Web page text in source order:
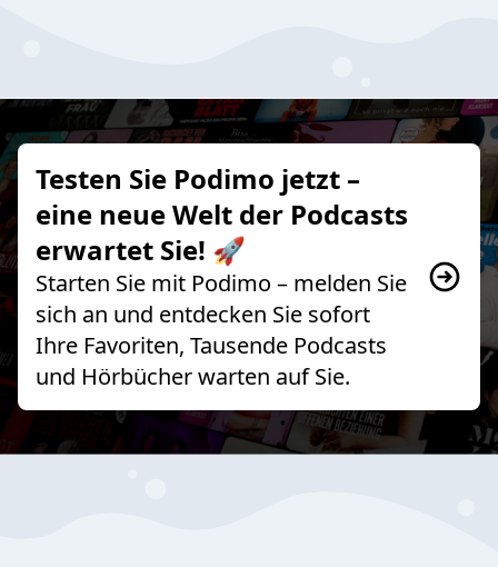
Testen Sie Podimo jetzt –
eine neue Welt der Podcasts
erwartet Sie! 🚀
Starten Sie mit Podimo – melden Sie
sich an und entdecken Sie sofort
Ihre Favoriten, Tausende Podcasts
und Hörbücher warten auf Sie.